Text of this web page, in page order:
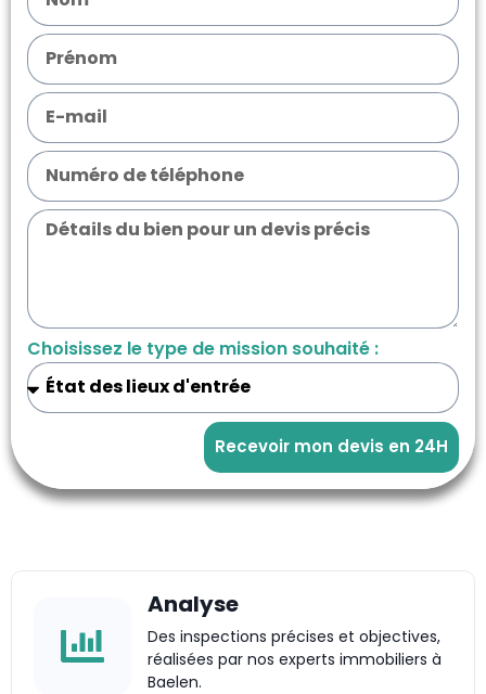
Choisissez le type de mission souhaité :
Recevoir mon devis en 24H
Analyse
Des inspections précises et objectives,
réalisées par nos experts immobiliers à
Baelen.